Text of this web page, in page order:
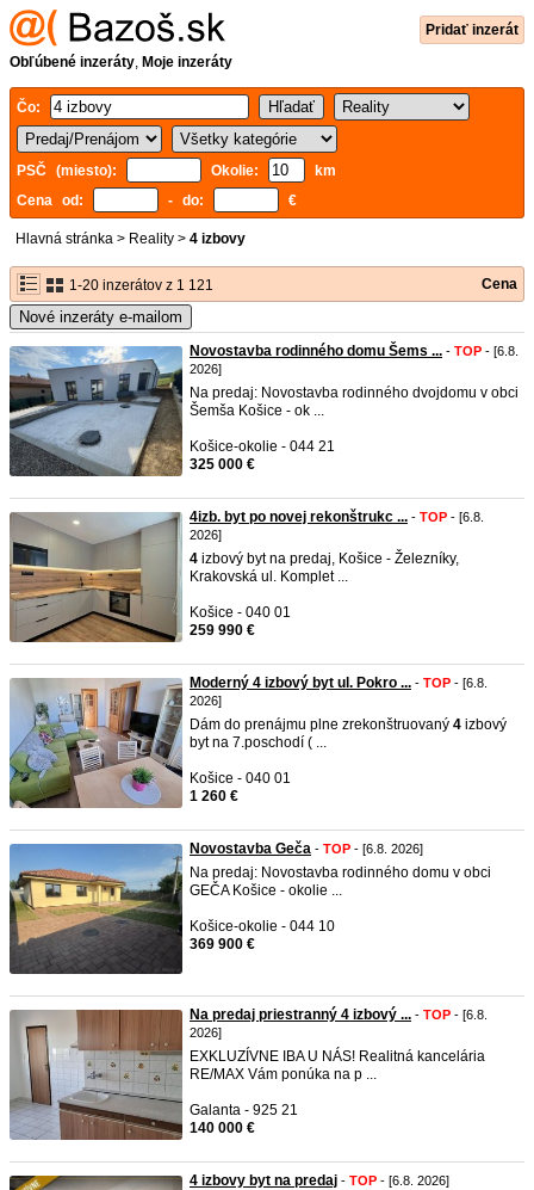
Pridať inzerát
Obľúbené inzeráty, Moje inzeráty
Čo:
PSČ (miesto): Okolie:
km
Cena od:
- do: €
Hlavná stránka > Reality > 4 izbovy
1-20 inzerátov z 1 121 Cena
Nové inzeráty e-mailom
Novostavba rodinného domu Šems ... - TOP - [6.8.
2026]
Na predaj: Novostavba rodinného dvojdomu v obci
Šemša Košice - ok ...
Košice-okolie - 044 21
325 000 €
4izb. byt po novej rekonštrukc ... - TOP - [6.8.
2026]
4 izbový byt na predaj, Košice - Železníky,
Krakovská ul. Komplet ...
Košice - 040 01
259 990 €
Moderný 4 izbový byt ul. Pokro ... - TOP - [6.8.
2026]
Dám do prenájmu plne zrekonštruovaný 4 izbový
byt na 7.poschodí ( ...
Košice - 040 01
1 260 €
Novostavba Geča - TOP - [6.8. 2026]
Na predaj: Novostavba rodinného domu v obci
GEČA Košice - okolie ...
Košice-okolie - 044 10
369 900 €
Na predaj priestranný 4 izbový ... - TOP - [6.8.
2026]
EXKLUZÍVNE IBA U NÁS! Realitná kancelária
RE/MAX Vám ponúka na p ...
Galanta - 925 21
140 000 €
4 izbovy byt na predaj - TOP - [6.8. 2026]